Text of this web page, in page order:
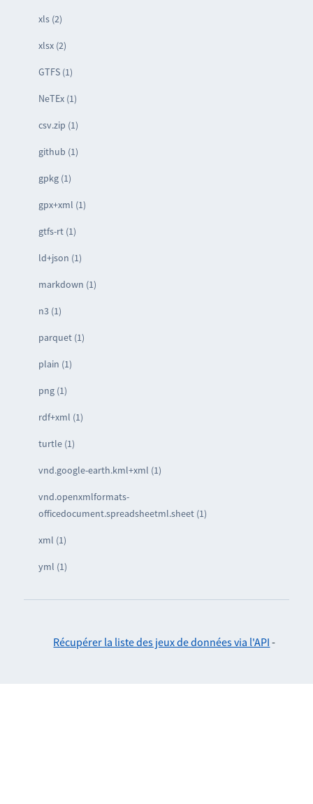
xls (2)
xlsx (2)
GTFS (1)
NeTEx (1)
csv.zip (1)
github (1)
gpkg (1)
gpx+xml (1)
gtfs-rt (1)
ld+json (1)
markdown (1)
n3 (1)
parquet (1)
plain (1)
png (1)
rdf+xml (1)
turtle (1)
vnd.google-earth.kml+xml (1)
vnd.openxmlformats-
officedocument.spreadsheetml.sheet (1)
xml (1)
yml (1)
Récupérer la liste des jeux de données via l'API -